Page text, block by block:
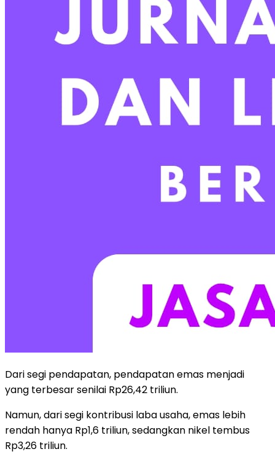
Dari segi pendapatan, pendapatan emas menjadi
yang terbesar senilai Rp26,42 triliun.
Namun, dari segi kontribusi laba usaha, emas lebih
rendah hanya Rp1,6 triliun, sedangkan nikel tembus
Rp3,26 triliun.